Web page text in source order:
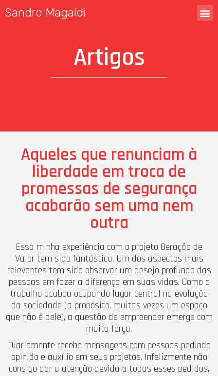
Sandro Magaldi
Artigos
Aqueles que renunciam à
liberdade em troca de
promessas de segurança
acabarão sem uma nem
outra
Essa minha experiência com o projeto Geração de
Valor tem sido fantástica. Um dos aspectos mais
relevantes tem sido observar um desejo profundo das
pessoas em fazer a diferença em suas vidas. Como o
trabalho acabou ocupando lugar central na evolução
da sociedade (a propósito, muitas vezes um espaço
que não é dele), a questão de empreender emerge com
muita força.
Diariamente recebo mensagens com pessoas pedindo
opinião e auxílio em seus projetos. Infelizmente não
consigo dar a atenção devida a todas esses pedidos,